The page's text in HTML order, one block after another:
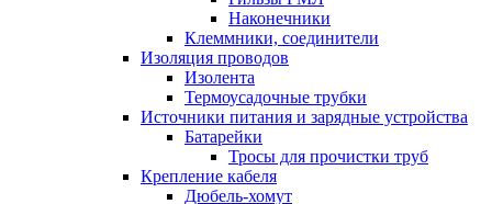
Наконечники
Клеммники, соединители
Изоляция проводов
Изолента
Термоусадочные трубки
Источники питания и зарядные устройства
Батарейки
Тросы для прочистки труб
Крепление кабеля
Дюбель-хомут